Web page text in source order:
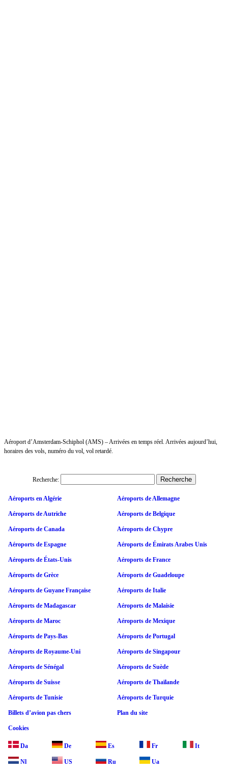
Aéroport d’Amsterdam-Schiphol (AMS) – Arrivées en temps réel. Arrivées aujourd’hui,
horaires des vols, numéro du vol, vol retardé.
Recherche:
Aéroports en Algérie Aéroports de Allemagne
Aéroports de Autriche Aéroports de Belgique
Aéroports de Canada Aéroports de Chypre
Aéroports de Espagne Aéroports de Émirats Arabes Unis
Aéroports de États-Unis Aéroports de France
Aéroports de Grèce Aéroports de Guadeloupe
Aéroports de Guyane Française Aéroports de Italie
Aéroports de Madagascar Aéroports de Malaisie
Aéroports de Maroc Aéroports de Mexique
Aéroports de Pays-Bas Aéroports de Portugal
Aéroports de Royaume-Uni Aéroports de Singapour
Aéroports de Sénégal Aéroports de Suède
Aéroports de Suisse Aéroports de Thaïlande
Aéroports de Tunisie Aéroports de Turquie
Billets d’avion pas chers Plan du site
Cookies
Da De Es Fr It
Nl US Ru Ua